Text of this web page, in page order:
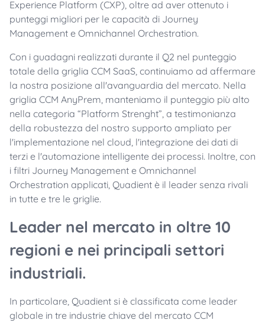
Experience Platform (CXP), oltre ad aver ottenuto i
punteggi migliori per le capacità di Journey
Management e Omnichannel Orchestration.
Con i guadagni realizzati durante il Q2 nel punteggio
totale della griglia CCM SaaS, continuiamo ad affermare
la nostra posizione all'avanguardia del mercato. Nella
griglia CCM AnyPrem, manteniamo il punteggio più alto
nella categoria “Platform Strenght”, a testimonianza
della robustezza del nostro supporto ampliato per
l'implementazione nel cloud, l'integrazione dei dati di
terzi e l'automazione intelligente dei processi. Inoltre, con
i filtri Journey Management e Omnichannel
Orchestration applicati, Quadient è il leader senza rivali
in tutte e tre le griglie.
Leader nel mercato in oltre 10
regioni e nei principali settori
industriali.
In particolare, Quadient si è classificata come leader
globale in tre industrie chiave del mercato CCM